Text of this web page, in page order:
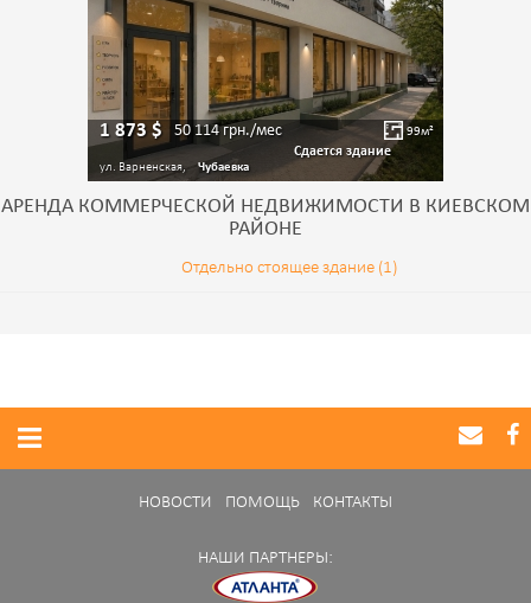
1 873 $ 50 114 грн./мес 99м²
Сдается здание
ул. Варненская, Чубаевка
АРЕНДА КОММЕРЧЕСКОЙ НЕДВИЖИМОСТИ В КИЕВСКОМ
РАЙОНЕ
Отдельно стоящее здание (1)
НОВОСТИ ПОМОЩЬ КОНТАКТЫ
НАШИ ПАРТНЕРЫ: